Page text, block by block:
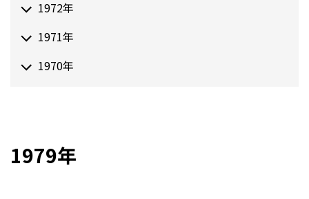
1972年
1971年
1970年
1979年